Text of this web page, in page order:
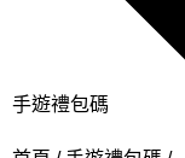
手遊禮包碼